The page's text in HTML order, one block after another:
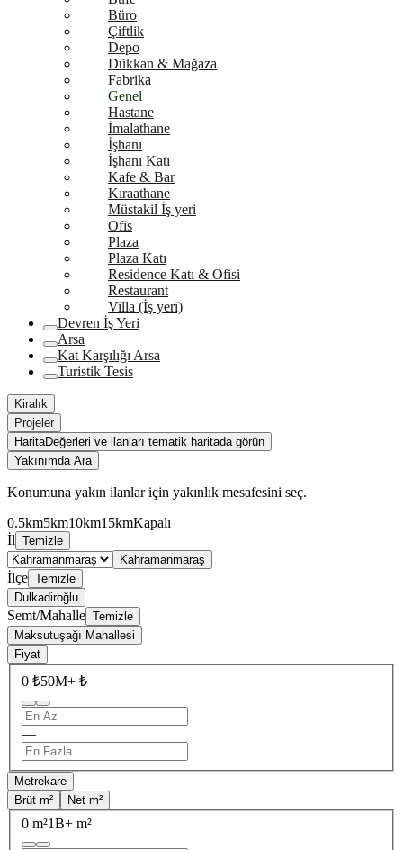
Büro
Çiftlik
Depo
Dükkan & Mağaza
Fabrika
Genel
Hastane
İmalathane
İşhanı
İşhanı Katı
Kafe & Bar
Kıraathane
Müstakil İş yeri
Ofis
Plaza
Plaza Katı
Residence Katı & Ofisi
Restaurant
Villa (İş yeri)
Devren İş Yeri
Arsa
Kat Karşılığı Arsa
Turistik Tesis
Kiralık
Projeler
HaritaDeğerleri ve ilanları tematik haritada görün
Yakınımda Ara
Konumuna yakın ilanlar için yakınlık mesafesini seç.
0.5km5km10km15kmKapalı
İl Temizle
Kahramanmaraş
İlçe Temizle
Dulkadiroğlu
Semt/Mahalle Temizle
Maksutuşağı Mahallesi
Fiyat
0 ₺50M+ ₺
—
Metrekare
Brüt m²
Net m²
0 m²1B+ m²